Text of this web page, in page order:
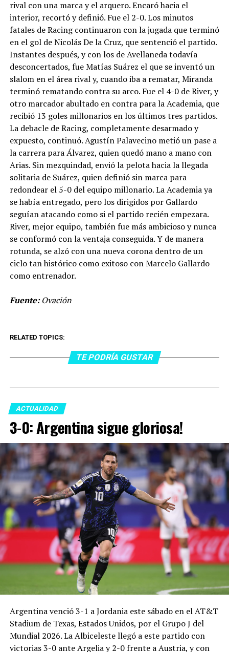
rival con una marca y el arquero. Encaró hacia el
interior, recortó y definió. Fue el 2-0. Los minutos
fatales de Racing continuaron con la jugada que terminó
en el gol de Nicolás De la Cruz, que sentenció el partido.
Instantes después, y con los de Avellaneda todavía
desconcertados, fue Matías Suárez el que se inventó un
slalom en el área rival y, cuando iba a rematar, Miranda
terminó rematando contra su arco. Fue el 4-0 de River, y
otro marcador abultado en contra para la Academia, que
recibió 13 goles millonarios en los últimos tres partidos.
La debacle de Racing, completamente desarmado y
expuesto, continuó. Agustín Palavecino metió un pase a
la carrera para Álvarez, quien quedó mano a mano con
Arias. Sin mezquindad, envió la pelota hacia la llegada
solitaria de Suárez, quien definió sin marca para
redondear el 5-0 del equipo millonario. La Academia ya
se había entregado, pero los dirigidos por Gallardo
seguían atacando como si el partido recién empezara.
River, mejor equipo, también fue más ambicioso y nunca
se conformó con la ventaja conseguida. Y de manera
rotunda, se alzó con una nueva corona dentro de un
ciclo tan histórico como exitoso con Marcelo Gallardo
como entrenador.
Fuente:Ovación
RELATED TOPICS:
TE PODRÍA GUSTAR
ACTUALIDAD
3-0: Argentina sigue gloriosa!
Argentina venció 3-1 a Jordania este sábado en el AT&T
Stadium de Texas, Estados Unidos, por el Grupo J del
Mundial 2026. La Albiceleste llegó a este partido con
victorias 3-0 ante Argelia y 2-0 frente a Austria, y con